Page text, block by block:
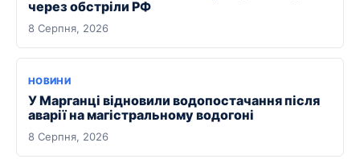
через обстріли РФ
8 Серпня, 2026
НОВИНИ
У Марганці відновили водопостачання після
аварії на магістральному водогоні
8 Серпня, 2026